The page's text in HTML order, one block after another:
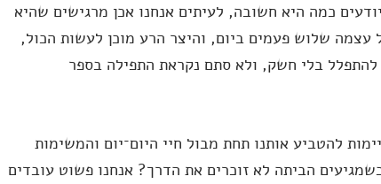
כמה היא חשובה, לעיתים אנחנו אכן מרגישים שהיא
שלוש פעמים ביום, והיצר הרע מוכן לעשות הכול,
בלי חשק, ולא סתם נקראת התפילה בספר
להטביע אותנו תחת מבול חיי היום־יום והמשימות
הביתה לא זוכרים את הדרך? אנחנו פשוט עובדים